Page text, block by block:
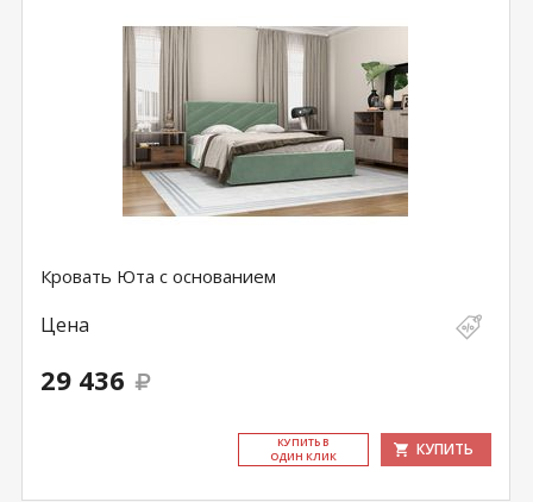
Кровать Юта с основанием
Цена
29 436
КУ­ПИТЬ В
ОДИН КЛИК
КУПИТЬ